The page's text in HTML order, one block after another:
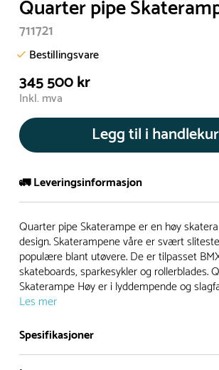
Quarter pipe
711721
Bestillingsvare
345 500 kr
Inkl. mva
Legg til i
🚛 Leveringsinformasjon
De aller fleste av våre lekeapparat
Leveringstid på bestillingsvarer vil være 8+
I høysesong må lengre leveringstid
Rask levering
Hos oss finner du flere produkter merket
Dette er produkter som normalt sett er
Quarter pipe Skaterampe er en høy
design. Skaterampene våre er svært
populære blant utøvere. De er tilpasset
skateboards, sparkesykler og rollerblades.
Skaterampe Høy er i lyddempende og
Les mer
Spesifikasjoner